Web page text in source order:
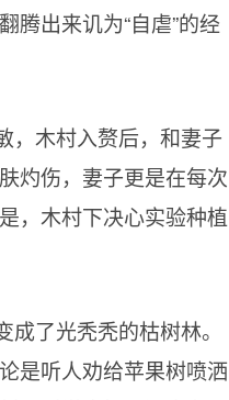
腾出来讥为“自虐”的经
，木村入赘后，和妻子
灼伤，妻子更是在每次
，木村下决心实验种植
了光秃秃的枯树林。
是听人劝给苹果树喷洒